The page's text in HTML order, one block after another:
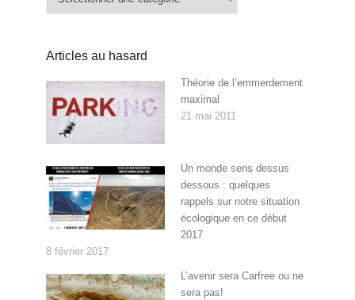
Articles au hasard
Théorie de l’emmerdement
maximal
21 mai 2011
Un monde sens dessus
dessous : quelques
rappels sur notre situation
écologique en ce début
2017
8 février 2017
L’avenir sera Carfree ou ne
sera pas!